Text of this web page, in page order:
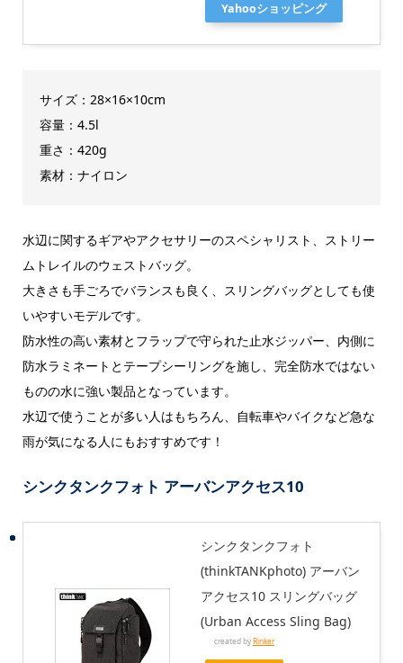
Yahooショッピング
サイズ：28×16×10cm
容量：4.5l
重さ：420g
素材：ナイロン
水辺に関するギアやアクセサリーのスペシャリスト、ストリー
ムトレイルのウェストバッグ。
大きさも手ごろでバランスも良く、スリングバッグとしても使
いやすいモデルです。
防水性の高い素材とフラップで守られた止水ジッパー、内側に
防水ラミネートとテープシーリングを施し、完全防水ではない
ものの水に強い製品となっています。
水辺で使うことが多い人はもちろん、自転車やバイクなど急な
雨が気になる人にもおすすめです！
シンクタンクフォト アーバンアクセス10
シンクタンクフォト
(thinkTANKphoto) アーバン
アクセス10 スリングバッグ
(Urban Access Sling Bag)
created byRinker